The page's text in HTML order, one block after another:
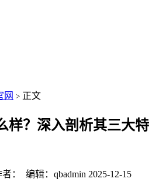
网 > 正文
样？深入剖析其三大特
： 编辑：qbadmin 2025-12-15